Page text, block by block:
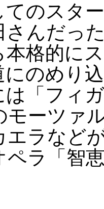
のスタ
さんだっ
本格的に
にのめり
は「フィ
モーツァ
エラなど
ペラ「智